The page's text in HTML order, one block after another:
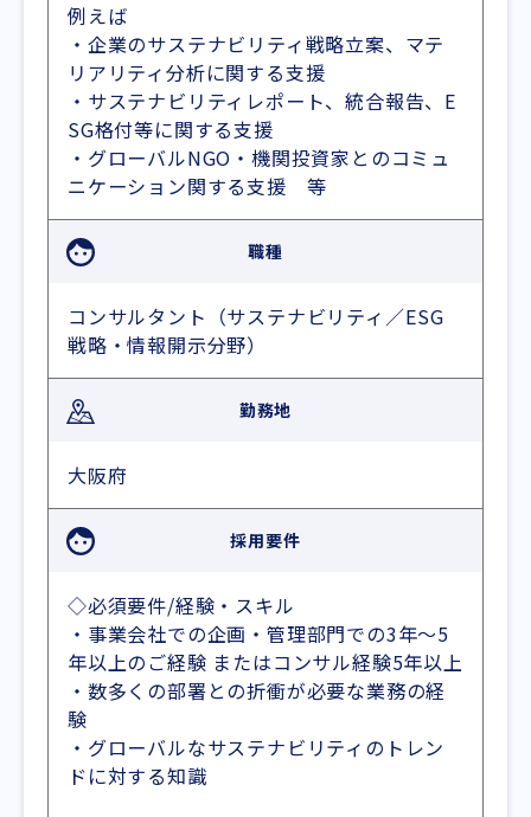
例えば
・企業のサステナビリティ戦略立案、マテ
リアリティ分析に関する支援
・サステナビリティレポート、統合報告、E
SG格付等に関する支援
・グローバルNGO・機関投資家とのコミュ
ニケーション関する支援 等
職種
コンサルタント（サステナビリティ／ESG
戦略・情報開示分野）
勤務地
大阪府
採用要件
◇必須要件/経験・スキル
・事業会社での企画・管理部門での3年～5
年以上のご経験 またはコンサル経験5年以上
・数多くの部署との折衝が必要な業務の経
験
・グローバルなサステナビリティのトレン
ドに対する知識